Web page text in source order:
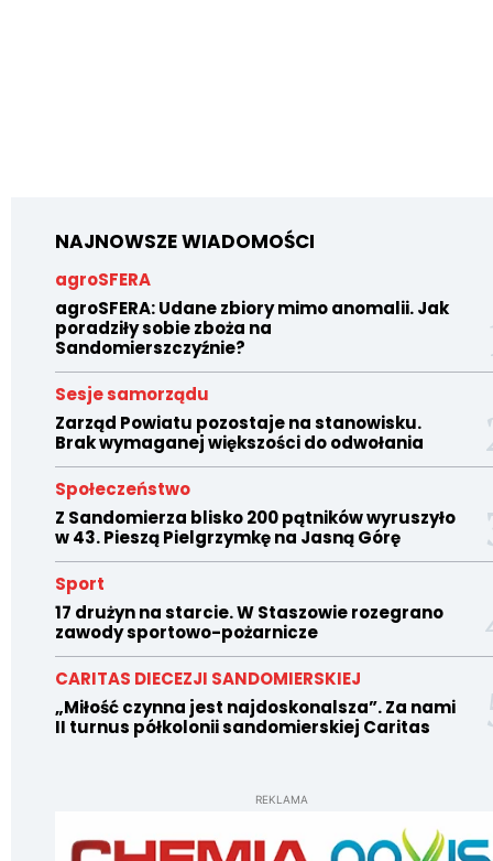
NAJNOWSZE WIADOMOŚCI
agroSFERA
agroSFERA: Udane zbiory mimo anomalii. Jak
poradziły sobie zboża na
Sandomierszczyźnie?
Sesje samorządu
Zarząd Powiatu pozostaje na stanowisku.
Brak wymaganej większości do odwołania
Społeczeństwo
Z Sandomierza blisko 200 pątników wyruszyło
w 43. Pieszą Pielgrzymkę na Jasną Górę
Sport
17 drużyn na starcie. W Staszowie rozegrano
zawody sportowo-pożarnicze
CARITAS DIECEZJI SANDOMIERSKIEJ
„Miłość czynna jest najdoskonalsza”. Za nami
II turnus półkolonii sandomierskiej Caritas
REKLAMA